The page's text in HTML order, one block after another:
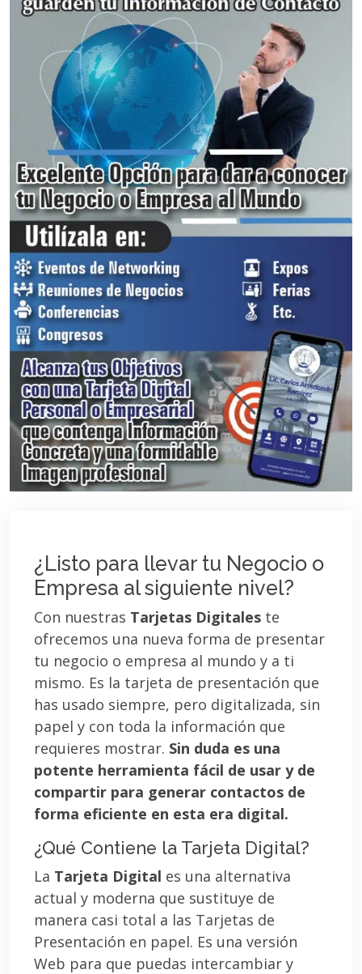
¿Listo para llevar tu Negocio o
Empresa al siguiente nivel?
Con nuestras Tarjetas Digitales te
ofrecemos una nueva forma de presentar
tu negocio o empresa al mundo y a ti
mismo. Es la tarjeta de presentación que
has usado siempre, pero digitalizada, sin
papel y con toda la información que
requieres mostrar. Sin duda es una
potente herramienta fácil de usar y de
compartir para generar contactos de
forma eficiente en esta era digital.
¿Qué Contiene la Tarjeta Digital?
La Tarjeta Digital es una alternativa
actual y moderna que sustituye de
manera casi total a las Tarjetas de
Presentación en papel. Es una versión
Web para que puedas intercambiar y